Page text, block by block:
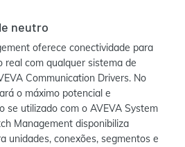
neutro
oferece conectividade para
real com qualquer sistema de
Communication Drivers. No
o máximo potencial e
se utilizado com o AVEVA System
Management disponibiliza
unidades, conexões, segmentos e